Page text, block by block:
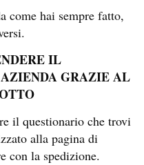
come hai sempre fatto,
IL
GRAZIE AL
il questionario che trovi
alla pagina di
con la spedizione.